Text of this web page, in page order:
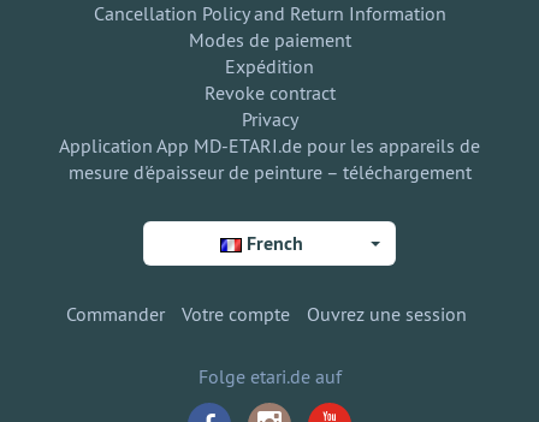
Cancellation Policy and Return Information
Modes de paiement
Expédition
Revoke contract
Privacy
Application App MD-ETARI.de pour les appareils de
mesure d'épaisseur de peinture – téléchargement
French
Commander Votre compte Ouvrez une session
Folge etari.de auf